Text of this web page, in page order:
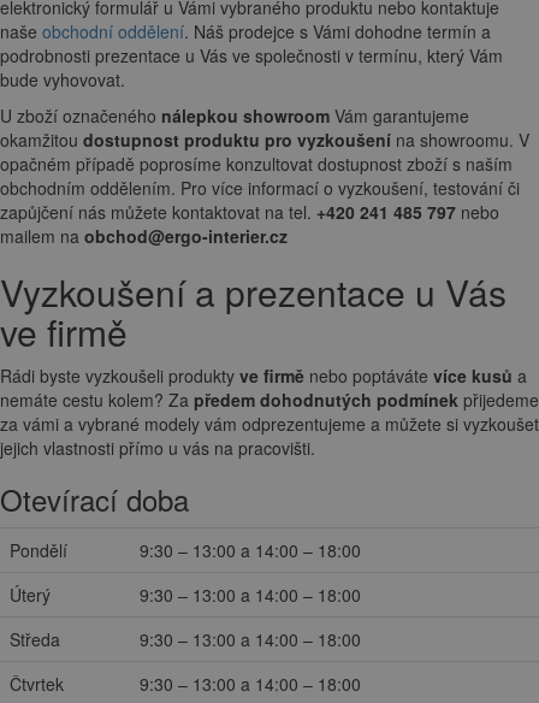
elektronický formulář u Vámi vybraného produktu nebo kontaktuje
naše obchodní oddělení. Náš prodejce s Vámi dohodne termín a
podrobnosti prezentace u Vás ve společnosti v termínu, který Vám
bude vyhovovat.
U zboží označeného nálepkou showroom Vám garantujeme
okamžitou dostupnost produktu pro vyzkoušení na showroomu. V
opačném případě poprosíme konzultovat dostupnost zboží s naším
obchodním oddělením. Pro více informací o vyzkoušení, testování či
zapůjčení nás můžete kontaktovat na tel. +420 241 485 797 nebo
mailem na obchod@ergo-interier.cz
Vyzkoušení a prezentace u Vás
ve firmě
Rádi byste vyzkoušeli produkty ve firmě nebo poptáváte více kusů a
nemáte cestu kolem? Za předem dohodnutých podmínek přijedeme
za vámi a vybrané modely vám odprezentujeme a můžete si vyzkoušet
jejich vlastnosti přímo u vás na pracovišti.
Otevírací doba
Pondělí
9:30 – 13:00 a 14:00 – 18:00
Úterý
9:30 – 13:00 a 14:00 – 18:00
Středa
9:30 – 13:00 a 14:00 – 18:00
Čtvrtek
9:30 – 13:00 a 14:00 – 18:00